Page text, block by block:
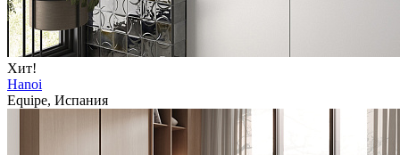
Хит!
Hanoi
Equipe, Испания